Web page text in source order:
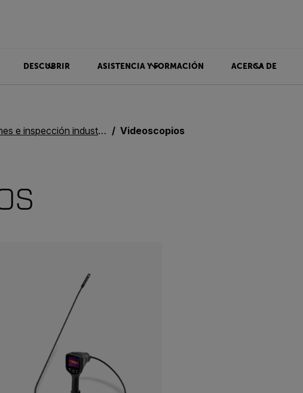
DESCUBRIR ASISTENCIA Y FORMACIÓN ACERCA DE
e inspección industriales Videoscopios